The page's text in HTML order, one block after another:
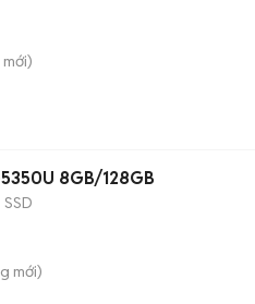
mới)
8GB/128GB
SSD
mới)